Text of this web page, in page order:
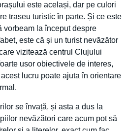
este același, dar pe culori
traseu turistic în parte. Și ce este
vorbeam la început despre
este că și un turist nevăzător
vizitează centrul Clujului
usor obiectivele de interes,
lucru poate ajuta în orientare
se învață, și asta a dus la
nevăzători care acum pot să